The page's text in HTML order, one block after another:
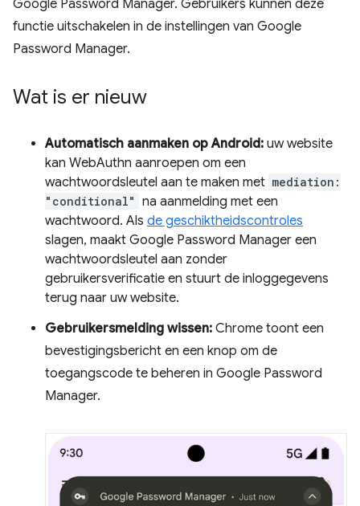
Google Password Manager. Gebruikers kunnen deze
functie uitschakelen in de instellingen van Google
Password Manager.
Wat is er nieuw
Automatisch aanmaken op Android: uw website
kan WebAuthn aanroepen om een ​​
wachtwoordsleutel aan te maken met mediation:
"conditional" na aanmelding met een
wachtwoord. Als de geschiktheidscontroles
slagen, maakt Google Password Manager een
wachtwoordsleutel aan zonder
gebruikersverificatie en stuurt de inloggegevens
terug naar uw website.
Gebruikersmelding wissen: Chrome toont een
bevestigingsbericht en een knop om de
toegangscode te beheren in Google Password
Manager.